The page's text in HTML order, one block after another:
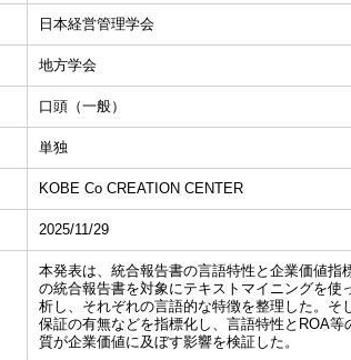
日本経営管理学会
地方学会
口頭（一般）
単独
KOBE Co CREATION CENTER
2025/11/29
本発表は、統合報告書の言語特性と企業価値
の統合報告書を対象にテキストマイニングを
析し、それぞれの言語的な特徴を整理した。
保証の有無などを指標化し、言語特性とROA
質が企業価値に及ぼす影響を検証した。